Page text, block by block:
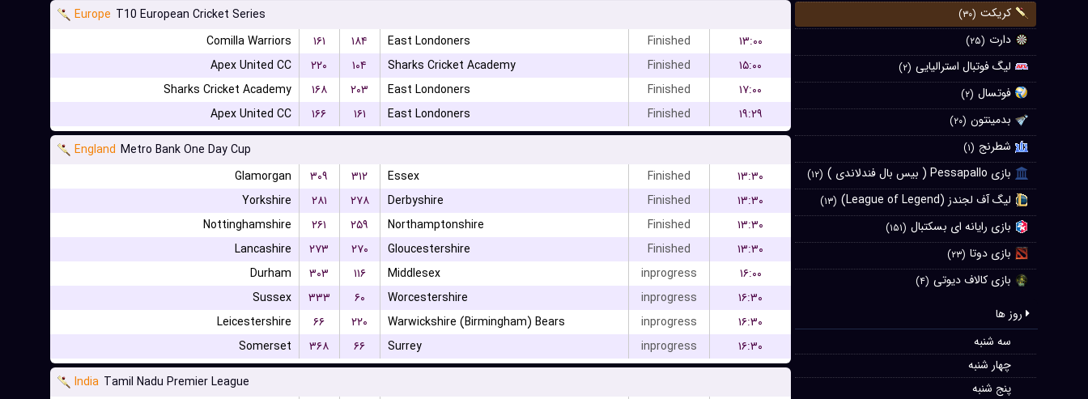
کریکت (۳۰)
دارت (۲۵)
لیگ فوتبال استرالیایی (۲)
فوتسال (۲)
بدمینتون (۲۰)
شطرنج (۱)
بازی Pessapallo ( بیس بال فندلاندی ) (۱۲)
لیگ آف لجندز (League of Legend) (۱۳)
بازی رایانه ای بسکتبال (۱۵۱)
بازی دوتا (۲۳)
بازی کالاف دیوتی (۴)
روز ها
سه شنبه
چهار شنبه
پنج شنبه
Europe T10 European Cricket Series
Comilla Warriors
۱۶۱ ۱۸۴ East Londoners Finished
۱۳:۰۰
Apex United CC
۲۲۰ ۱۰۴ Sharks Cricket Academy Finished
۱۵:۰۰
Sharks Cricket Academy
۱۶۸ ۲۰۳ East Londoners Finished
۱۷:۰۰
Apex United CC
۱۶۶ ۱۶۱ East Londoners Finished
۱۹:۲۹
England Metro Bank One Day Cup
Glamorgan
۳۰۹ ۳۱۲ Essex Finished
۱۳:۳۰
Yorkshire
۲۸۱ ۲۷۸ Derbyshire Finished
۱۳:۳۰
Nottinghamshire
۲۶۱ ۲۵۹ Northamptonshire Finished
۱۳:۳۰
Lancashire
۲۷۳ ۲۷۰ Gloucestershire Finished
۱۳:۳۰
Durham
۳۰۳ ۱۱۶ Middlesex inprogress
۱۶:۰۰
Sussex
۳۳۳ ۶۰ Worcestershire inprogress
۱۶:۳۰
Leicestershire
۶۶ ۲۲۰ Warwickshire (Birmingham) Bears inprogress
۱۶:۳۰
Somerset
۳۶۸ ۶۶ Surrey inprogress
۱۶:۳۰
India Tamil Nadu Premier League